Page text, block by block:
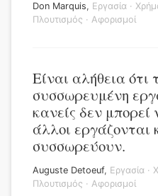
Don Marquis, Εργασία ·
Πλουτισμός · Αφορισμοί
Είναι αλήθεια ότι
συσσωρευμένη
κανείς δεν
άλλοι εργάζονται
συσσωρεύουν.
Auguste Detoeuf, Εργασία ·
Πλουτισμός · Αφορισμοί